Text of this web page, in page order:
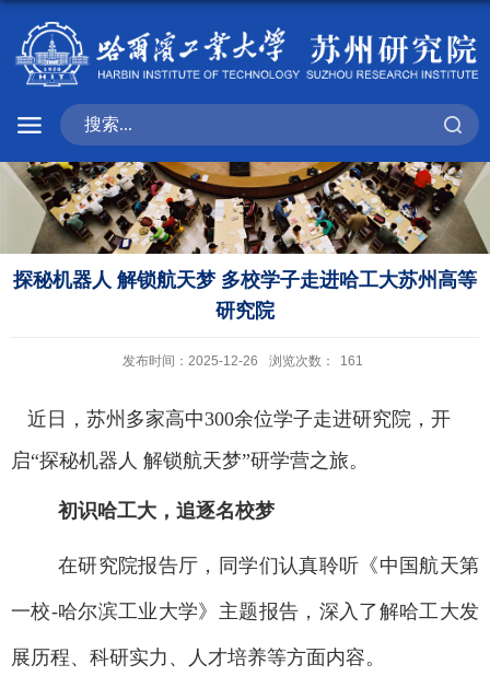
探秘机器人 解锁航天梦 多校学子走进哈工大苏州高等
研究院
发布时间：2025-12-26 浏览次数： 161
近日，苏州多家高中300余位学子走进研究院，开
启“探秘机器人 解锁航天梦”研学营之旅。
初识哈工大，追逐名校梦
在研究院报告厅，同学们认真聆听《中国航天第
一校-哈尔滨工业大学》主题报告，深入了解哈工大发
展历程、科研实力、人才培养等方面内容。